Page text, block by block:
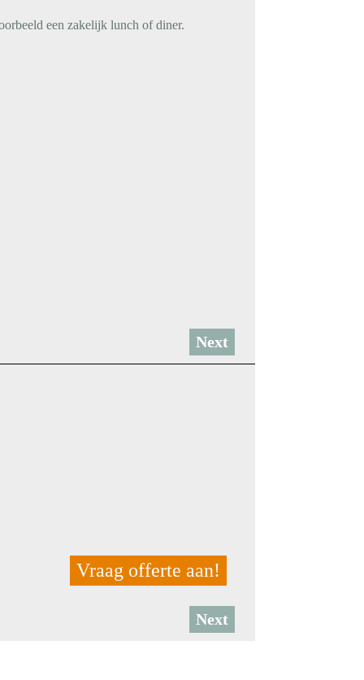
een zakelijk lunch of diner.
Next
Vraag offerte aan!
Next